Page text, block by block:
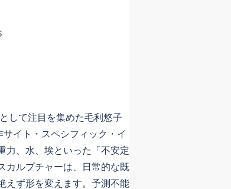
して注目を集めた毛利悠子
イト・スペシフィック・イ
力、水、埃といった「不安定
カルプチャーは、日常的な既
えず形を変えます。予測不能